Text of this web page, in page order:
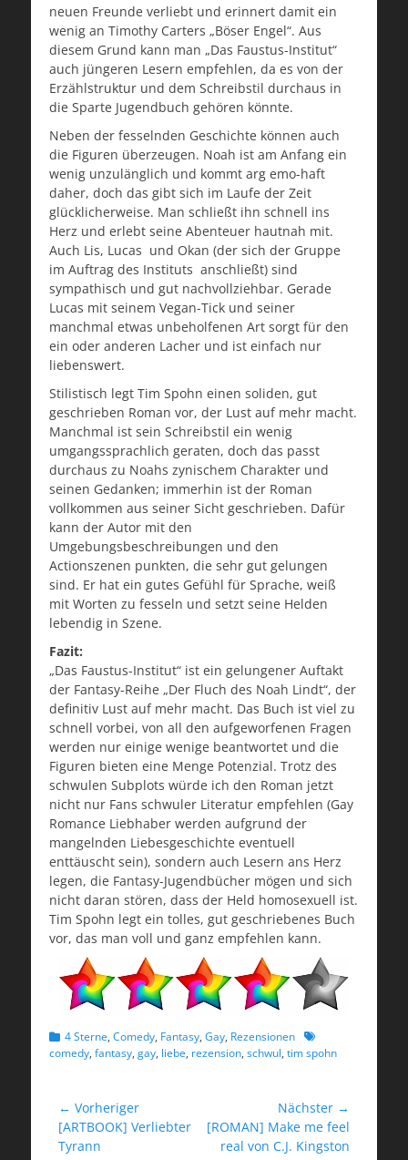
neuen Freunde verliebt und erinnert damit ein
wenig an Timothy Carters „Böser Engel“. Aus
diesem Grund kann man „Das Faustus-Institut“
auch jüngeren Lesern empfehlen, da es von der
Erzählstruktur und dem Schreibstil durchaus in
die Sparte Jugendbuch gehören könnte.
Neben der fesselnden Geschichte können auch
die Figuren überzeugen. Noah ist am Anfang ein
wenig unzulänglich und kommt arg emo-haft
daher, doch das gibt sich im Laufe der Zeit
glücklicherweise. Man schließt ihn schnell ins
Herz und erlebt seine Abenteuer hautnah mit.
Auch Lis, Lucas und Okan (der sich der Gruppe
im Auftrag des Instituts anschließt) sind
sympathisch und gut nachvollziehbar. Gerade
Lucas mit seinem Vegan-Tick und seiner
manchmal etwas unbeholfenen Art sorgt für den
ein oder anderen Lacher und ist einfach nur
liebenswert.
Stilistisch legt Tim Spohn einen soliden, gut
geschrieben Roman vor, der Lust auf mehr macht.
Manchmal ist sein Schreibstil ein wenig
umgangssprachlich geraten, doch das passt
durchaus zu Noahs zynischem Charakter und
seinen Gedanken; immerhin ist der Roman
vollkommen aus seiner Sicht geschrieben. Dafür
kann der Autor mit den
Umgebungsbeschreibungen und den
Actionszenen punkten, die sehr gut gelungen
sind. Er hat ein gutes Gefühl für Sprache, weiß
mit Worten zu fesseln und setzt seine Helden
lebendig in Szene.
Fazit:
„Das Faustus-Institut“ ist ein gelungener Auftakt
der Fantasy-Reihe „Der Fluch des Noah Lindt“, der
definitiv Lust auf mehr macht. Das Buch ist viel zu
schnell vorbei, von all den aufgeworfenen Fragen
werden nur einige wenige beantwortet und die
Figuren bieten eine Menge Potenzial. Trotz des
schwulen Subplots würde ich den Roman jetzt
nicht nur Fans schwuler Literatur empfehlen (Gay
Romance Liebhaber werden aufgrund der
mangelnden Liebesgeschichte eventuell
enttäuscht sein), sondern auch Lesern ans Herz
legen, die Fantasy-Jugendbücher mögen und sich
nicht daran stören, dass der Held homosexuell ist.
Tim Spohn legt ein tolles, gut geschriebenes Buch
vor, das man voll und ganz empfehlen kann.
Kategorien
4 Sterne, Comedy, Fantasy, Gay, Rezensionen Schlagworte
comedy, fantasy, gay, liebe, rezension, schwul, tim spohn
Beitragsnavigation
← Vorheriger
Vorheriger
Beitrag:
[ARTBOOK] Verliebter
Tyrann
Nächster →
Nächster
Beitrag:
[ROMAN] Make me feel
real von C.J. Kingston